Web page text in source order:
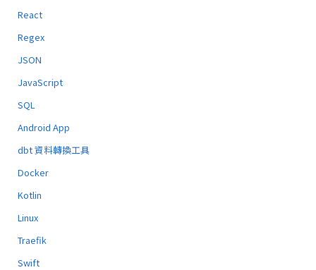
React
Regex
JSON
JavaScript
SQL
Android App
dbt 資料轉換工具
Docker
Kotlin
Linux
Traefik
Swift